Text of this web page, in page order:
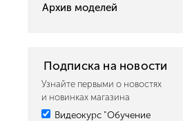
Архив моделей
Подписка на новости
Узнайте первыми о новостях
и новинках магазина
Видеокурс "Обучение